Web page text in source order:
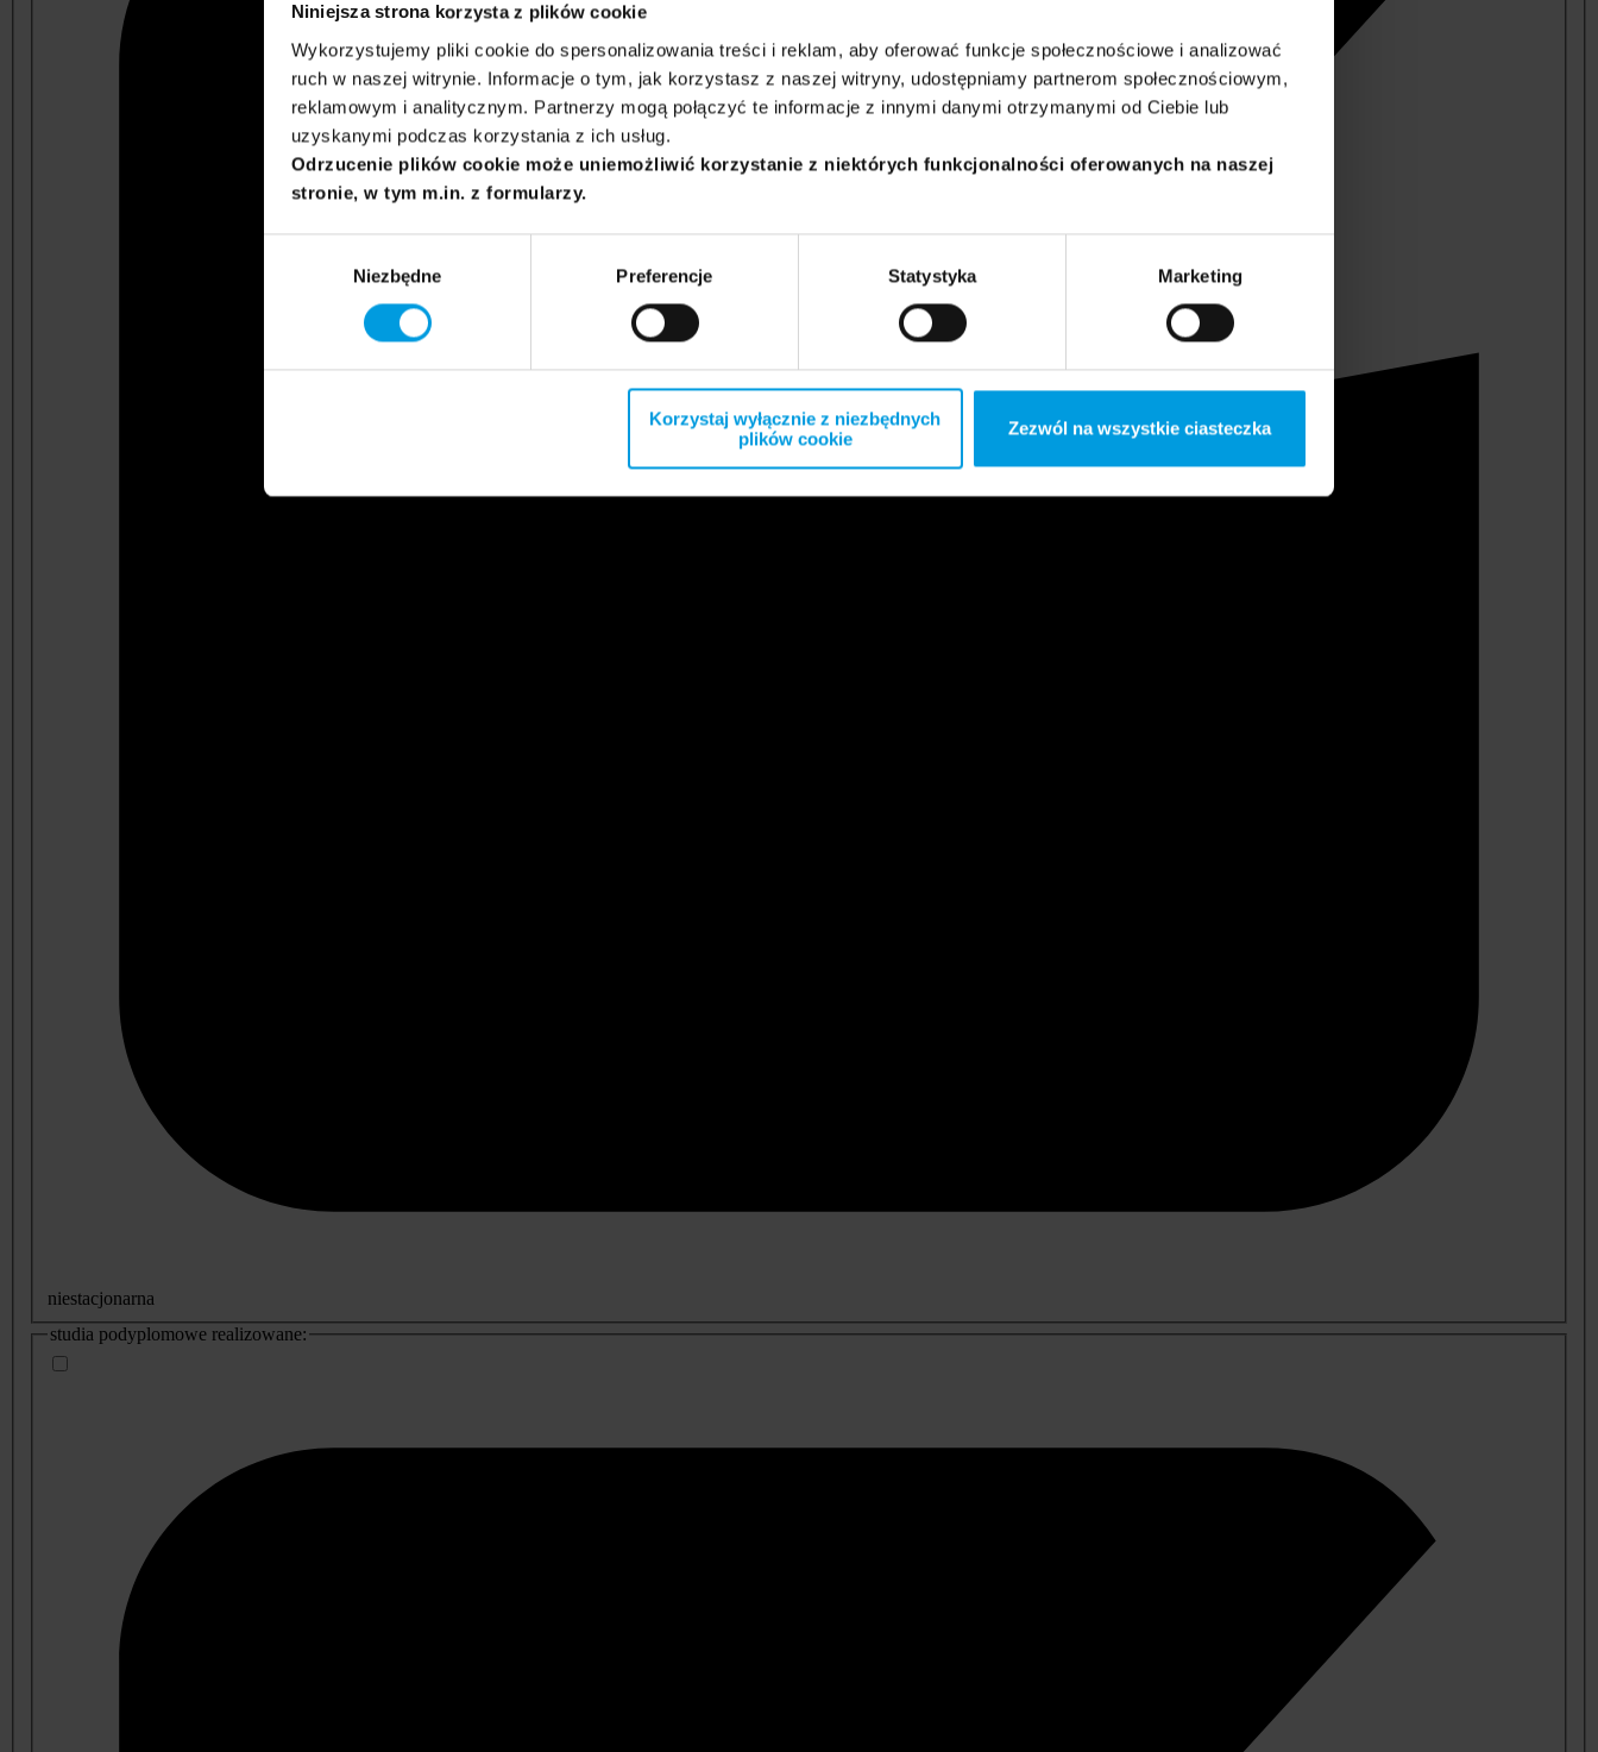
Niniejsza strona korzysta z plików cookie
Wykorzystujemy pliki cookie do spersonalizowania treści i reklam, aby oferować funkcje społecznościowe i analizować
ruch w naszej witrynie. Informacje o tym, jak korzystasz z naszej witryny, udostępniamy partnerom społecznościowym,
reklamowym i analitycznym. Partnerzy mogą połączyć te informacje z innymi danymi otrzymanymi od Ciebie lub
uzyskanymi podczas korzystania z ich usług.
Odrzucenie plików cookie może uniemożliwić korzystanie z niektórych funkcjonalności oferowanych na naszej
stronie, w tym m.in. z formularzy.
Niezbędne Preferencje Statystyka Marketing
Korzystaj wyłącznie z niezbędnych
plików cookie
Zezwól na wszystkie ciasteczka
niestacjonarna
studia podyplomowe realizowane: